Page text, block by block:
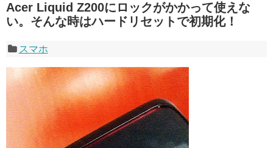
Acer Liquid Z200にロックがかかって使えな
い。そんな時はハードリセットで初期化！
スマホ